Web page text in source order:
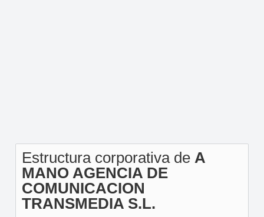
Estructura corporativa de A
MANO AGENCIA DE
COMUNICACION
TRANSMEDIA S.L.